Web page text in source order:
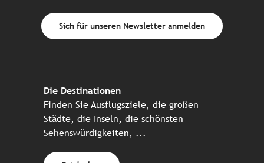
Sich für unseren Newsletter anmelden
Die Destinationen
Finden Sie Ausflugsziele, die großen
Städte, die Inseln, die schönsten
Sehenswürdigkeiten, ...